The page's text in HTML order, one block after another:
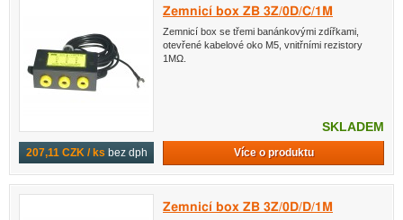
207,11 CZK / ks bez dph
Zemnicí box ZB 3Z/0D/C/1M
Zemnicí box se třemi banánkovými zdířkami,
otevřené kabelové oko M5, vnitřními rezistory
1MΩ.
SKLADEM
Více o produktu
Zemnicí box ZB 3Z/0D/D/1M